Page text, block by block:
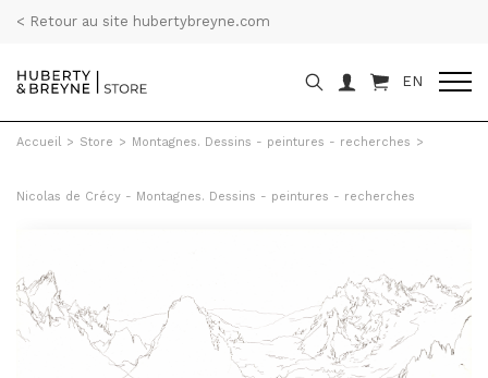
< Retour au site hubertybreyne.com
EN
Accueil > Store > Montagnes. Dessins - peintures - recherches >
Nicolas de Crécy - Montagnes. Dessins - peintures - recherches